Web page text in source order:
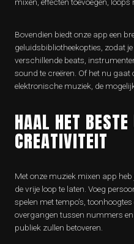
Bovendien biedt onze app een
geluidsbibliotheekopties, zodat
verschillende beats,
sound te creëren. Of het nu
elektronische muziek, de
HAAL HET
CREATIVITEIT
Met onze muziek mixen app
de vrije loop te laten. Voeg
spelen met tempo’s,
overgangen tussen nummers
publiek zullen betoveren.